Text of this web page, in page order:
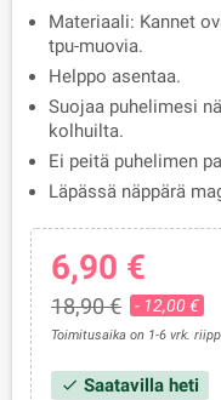
Materiaali: Kannet
tpu-muovia.
Helppo asentaa.
Suojaa puhelimesi
kolhuilta.
Ei peitä puhelimen
Läpässä näppärä
6,90 €
18,90 € - 12,00 €
Toimitusaika on 1-6 vrk.
check Saatavilla heti